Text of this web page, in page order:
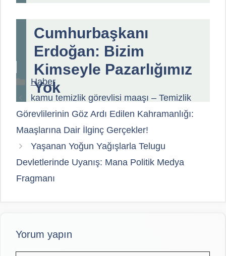
Cumhurbaşkanı
Erdoğan: Bizim
Kimseyle Pazarlığımız
Yok
Kategoriler
Haber
kamu temizlik görevlisi maaşı – Temizlik
Görevlilerinin Göz Ardı Edilen Kahramanlığı:
Maaşlarına Dair İlginç Gerçekler!
Yaşanan Yoğun Yağışlarla Telugu
Devletlerinde Uyanış: Mana Politik Medya
Fragmanı
Yorum yapın